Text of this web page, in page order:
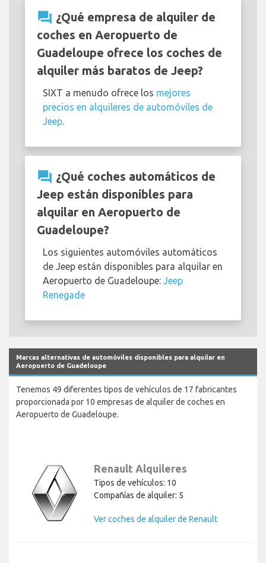
question_answer ¿Qué empresa de alquiler de
coches en Aeropuerto de
Guadeloupe ofrece los coches de
alquiler más baratos de Jeep?
SIXT a menudo ofrece los mejores
precios en alquileres de automóviles de
Jeep
question_answer ¿Qué coches automáticos de
Jeep están disponibles para
alquilar en Aeropuerto de
Guadeloupe?
Los siguientes automóviles automáticos
de Jeep están disponibles para alquilar en
Aeropuerto de Guadeloupe: Jeep
Renegade
Marcas alternativas de automóviles disponibles para alquilar en
Aeropuerto de Guadeloupe
Tenemos 49 diferentes tipos de vehículos de 17 fabricantes
proporcionada por 10 empresas de alquiler de coches en
Aeropuerto de Guadeloupe.
Renault Alquileres
Tipos de vehículos: 10
Compañías de alquiler: 5
Ver coches de alquiler de Renault